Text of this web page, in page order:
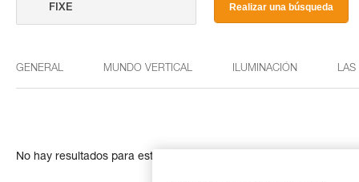
Realizar una búsqueda
GENERAL MUNDO VERTICAL ILUMINACIÓN LAS
No hay resultados para esta búsqueda